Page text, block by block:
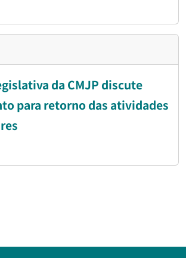
da CMJP discute
para retorno das atividades